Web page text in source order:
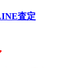
査定